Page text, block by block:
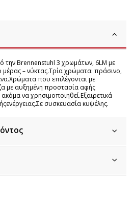
την Βrennenstuhl 3 χρωμάτων, 6LM με
– νύκτας.Τρία χρώματα: πράσινο,
που επιλέγονται με
με αυξημένη προστασία αφής
να χρησιμοποιηθεί.Εξαιρετικά
συσκευασία κυψέλης.